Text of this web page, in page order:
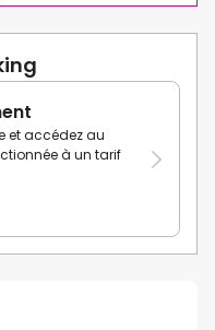
et accédez au
à un tarif